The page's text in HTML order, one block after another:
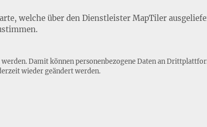
welche über den Dienstleister MapTiler
Damit können personenbezogene Daten an
wieder geändert werden.